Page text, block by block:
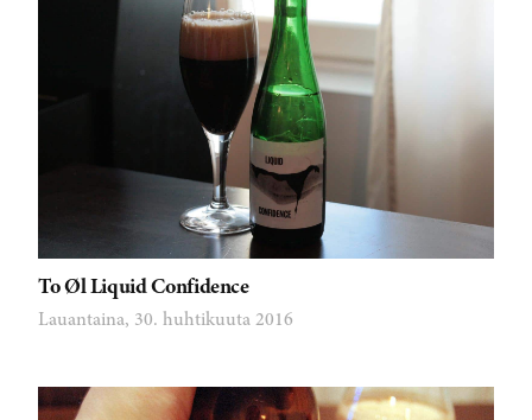
To Øl Liquid Confidence
Lauantaina, 30. huhtikuuta 2016